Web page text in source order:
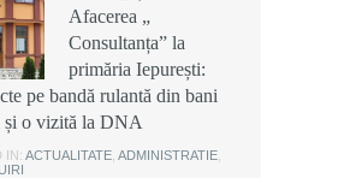
Afacerea „
Consultanța” la
primăria Iepurești:
pe bandă rulantă din bani
și o vizită la DNA
IN: ACTUALITATE ADMINISTRATIE
Afacerea „
Consultanța” la
primăria Iepurești:
pe bandă rulantă din bani
și o vizită la DNA
IN: ACTUALITATE ADMINISTRATIE
Afacerea „
Consultanța” la
primăria Iepurești:
pe bandă rulantă din bani
și o vizită la DNA
IN: ACTUALITATE ADMINISTRATIE